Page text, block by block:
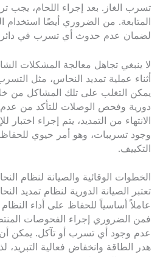
تسرب الغاز. بعد إجراء اللحام، يجب
المتابعة. من الضروري أيضًا استخدام
لضمان عدم حدوث أي تسرب في دائرة
لا ينبغي تجاهل معالجة المشكلات
أثناء عملية تمديد النحاس، مثل
يمكن التغلب على تلك المشاكل من
دورية وفحص الوصلات للتأكد من
الانتهاء من التمديد، يتم إجراء
وجود تسريبات، وهو أمر حيوي
التكييف.
الخطوات الوقائية والصيانة لنظام
تعتبر الصيانة الدورية لنظام تمديد
عاملاً أساسياً للحفاظ على أداء
فمن الضروري إجراء الفحوصات
عدم وجود أي تسرب أو تآكل. يمكن
هدر الطاقة وانخفاض فعالية التبريد،